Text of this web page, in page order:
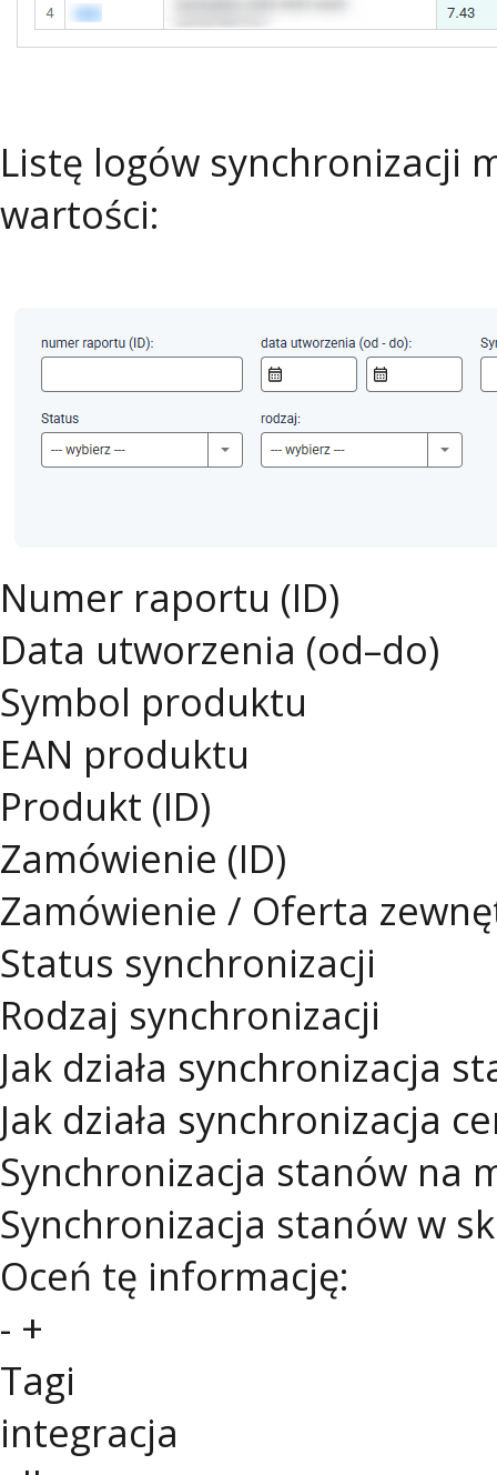
Listę logów synchronizacji
wartości:
Numer raportu (ID)
Data utworzenia (od–do)
Symbol produktu
EAN produktu
Produkt (ID)
Zamówienie (ID)
Zamówienie / Oferta
Status synchronizacji
Rodzaj synchronizacji
Jak działa synchronizacja
Jak działa synchronizacja
Synchronizacja stanów na
Synchronizacja stanów w
Oceń tę informację:
- +
Tagi
integracja